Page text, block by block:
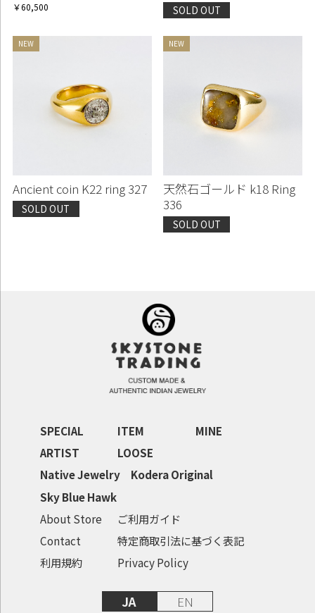
￥60,500 SOLD OUT
Ancient coin K22 ring 327
SOLD OUT
天然石ゴールド k18 Ring
336
SOLD OUT
SPECIAL ITEM
MINE
ARTIST
LOOSE
Native Jewelry
Kodera Original
Sky Blue Hawk
About Store
ご利用ガイド
Contact
特定商取引法に基づく表記
利用規約
Privacy Policy
JA EN